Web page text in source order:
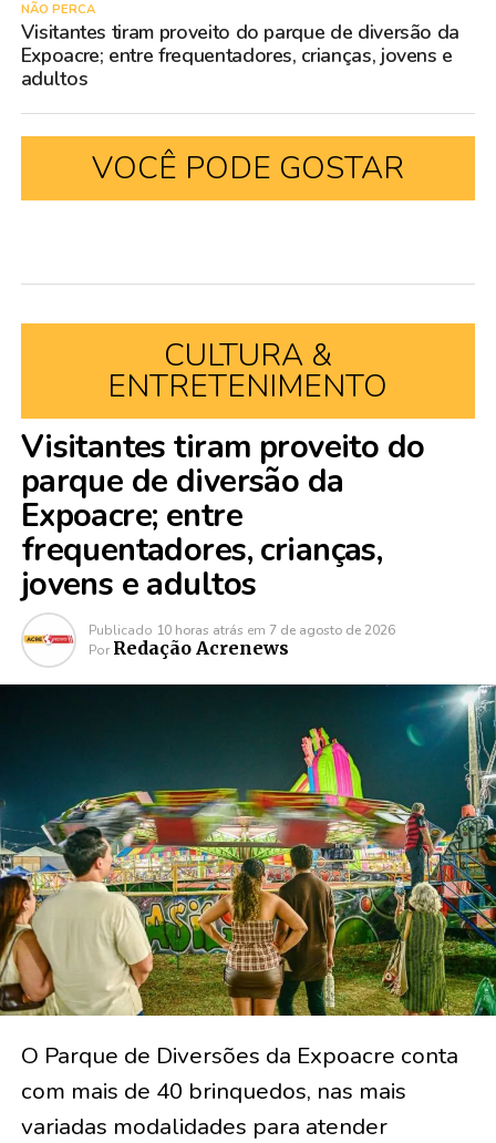
NÃO PERCA
Visitantes tiram proveito do parque de diversão da
Expoacre; entre frequentadores, crianças, jovens e
adultos
VOCÊ PODE GOSTAR
CULTURA &
ENTRETENIMENTO
Visitantes tiram proveito do
parque de diversão da
Expoacre; entre
frequentadores, crianças,
jovens e adultos
Publicado 10 horas atrás em 7 de agosto de 2026
Por Redação Acrenews
O Parque de Diversões da Expoacre conta
com mais de 40 brinquedos, nas mais
variadas modalidades para atender